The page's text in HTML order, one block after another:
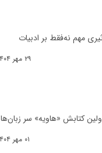
مهم نه‌فقط بر ادبیات
۲۹ مهر ۱۴۰۴
کتابش «هاویه» سر زبان‌ها
۰۱ مهر ۱۴۰۴